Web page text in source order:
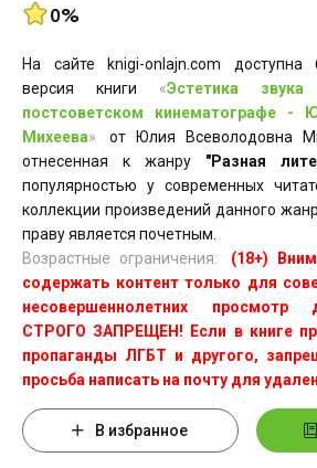
0%
На сайте knigi-onlajn.com доступна
версия книги «Эстетика
постсоветском кинематографе -
Михеева»
от Юлия Всеволодовна
отнесенная к жанру "Разная
популярностью у современных
коллекции произведений данного
праву является почетным.
Возрастные ограничения:
(18+)
содержать контент только для
несовершеннолетних просмотр
СТРОГО ЗАПРЕЩЕН! Если в книге
пропаганды ЛГБТ и другого,
просьба написать на почту для
В избранное